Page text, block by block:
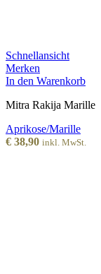
Schnellansicht
Merken
In den Warenkorb
Mitra Rakija Marille
Aprikose/Marille
€ 38,90 inkl. MwSt.